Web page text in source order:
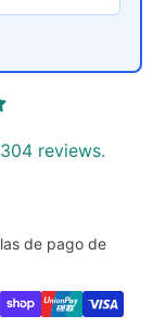
reviews.
de pago de